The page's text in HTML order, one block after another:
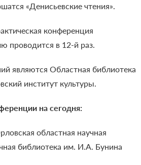
«Денисьевские чтения».
конференция
проводится в 12-й раз.
являются Областная библиотека
институт культуры.
на сегодня:
областная научная
библиотека им. И.А. Бунина